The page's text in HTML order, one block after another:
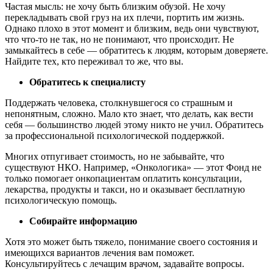
Частая мысль: не хочу быть близким обузой. Не хочу
перекладывать свой груз на их плечи, портить им жизнь.
Однако плохо в этот момент и близким, ведь они чувствуют,
что что-то не так, но не понимают, что происходит. Не
замыкайтесь в себе — обратитесь к людям, которым доверяете.
Найдите тех, кто переживал то же, что вы.
Обратитесь к специалисту
Поддержать человека, столкнувшегося со страшным и
непонятным, сложно. Мало кто знает, что делать, как вести
себя — большинство людей этому никто не учил. Обратитесь
за профессиональной психологической поддержкой.
Многих отпугивает стоимость, но не забывайте, что
существуют НКО. Например, «Онкологика» — этот Фонд не
только помогает онкопациентам оплатить консультации,
лекарства, продукты и такси, но и оказывает бесплатную
психологическую помощь.
Собирайте информацию
Хотя это может быть тяжело, понимание своего состояния и
имеющихся вариантов лечения вам поможет.
Консультируйтесь с лечащим врачом, задавайте вопросы.